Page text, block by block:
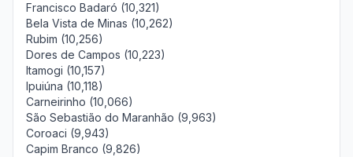
Francisco Badaró (10,321)
Bela Vista de Minas (10,262)
Rubim (10,256)
Dores de Campos (10,223)
Itamogi (10,157)
Ipuiúna (10,118)
Carneirinho (10,066)
São Sebastião do Maranhão (9,963)
Coroaci (9,943)
Capim Branco (9,826)